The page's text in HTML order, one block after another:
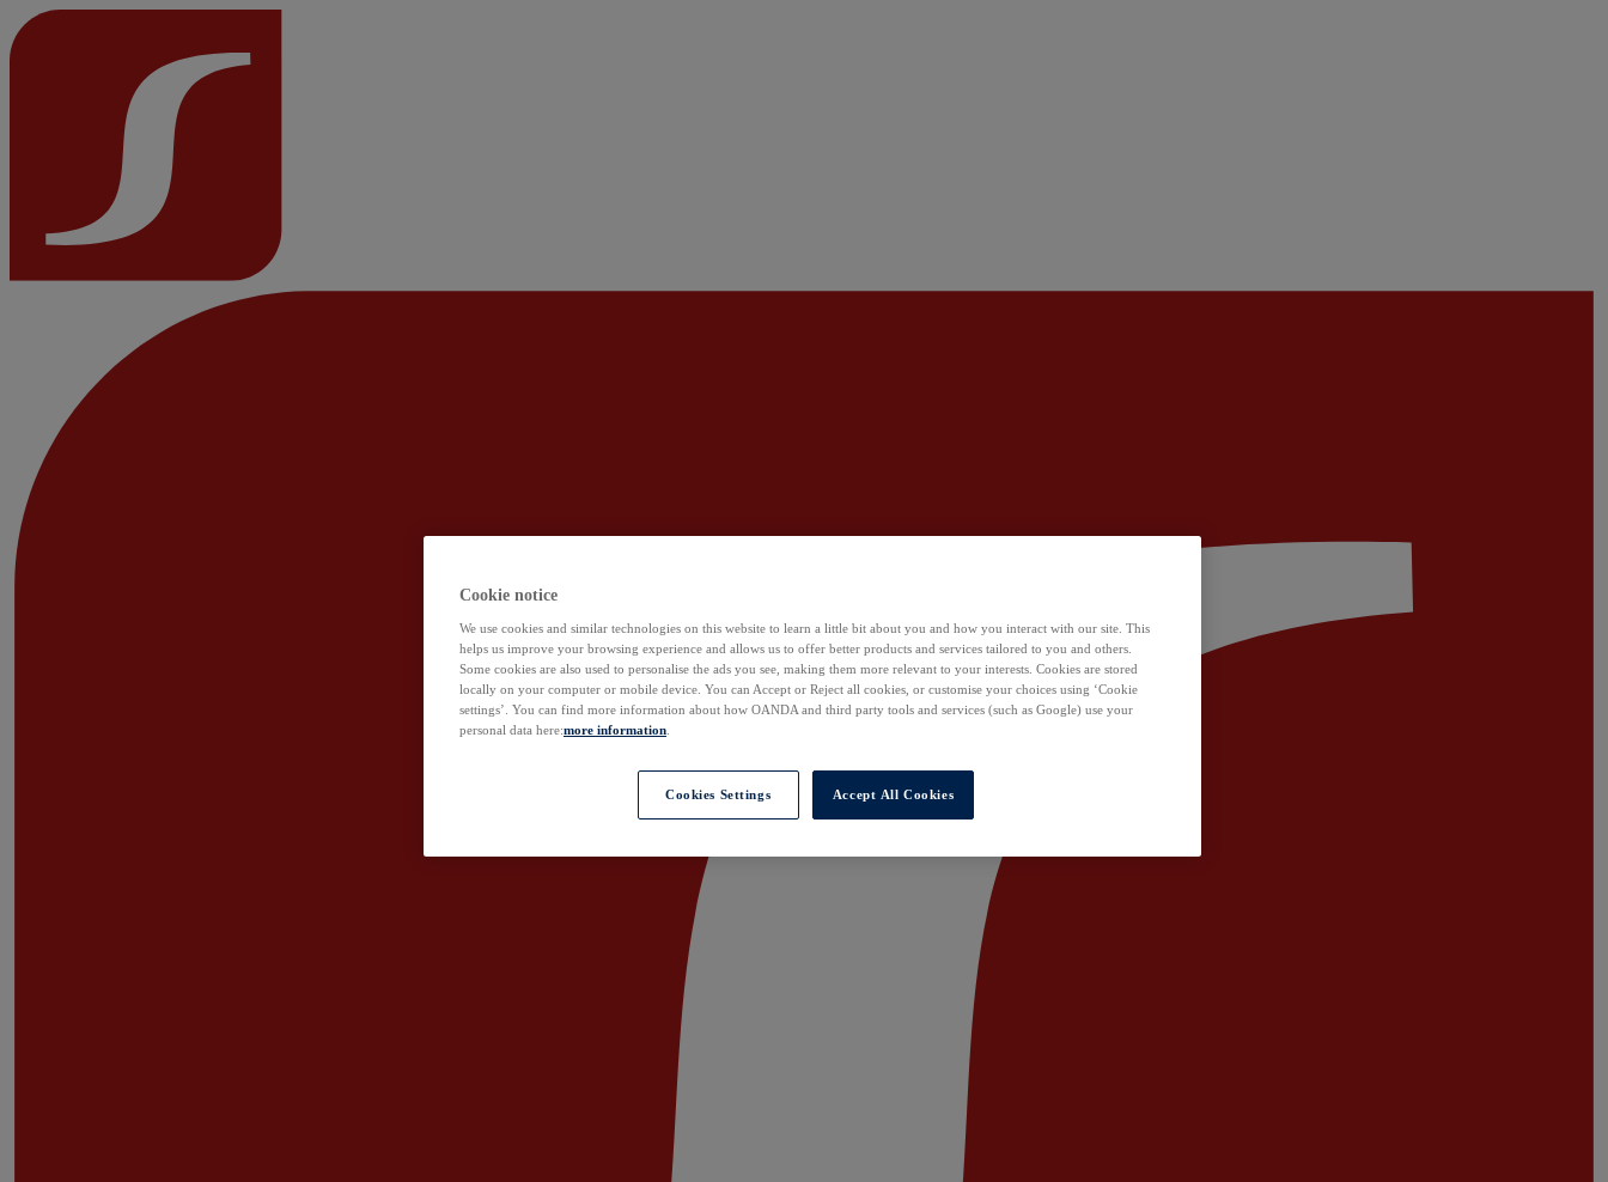
Cookie notice
We use cookies and similar technologies on this website to learn a little bit about you and how you interact with our site. This
helps us improve your browsing experience and allows us to offer better products and services tailored to you and others.
Some cookies are also used to personalise the ads you see, making them more relevant to your interests. Cookies are stored
locally on your computer or mobile device. You can Accept or Reject all cookies, or customise your choices using ‘Cookie
settings’. You can find more information about how OANDA and third party tools and services (such as Google) use your
personal data here:more information
Cookies Settings Accept All Cookies